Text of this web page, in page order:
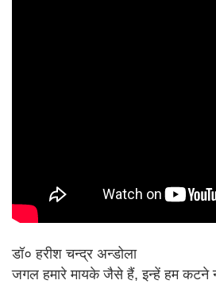
डॉ० हरीश चन्द्र अन्डोला
जगल हमारे मायके जैसे हैं, इन्हें हम कटने